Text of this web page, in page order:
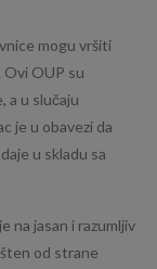
mogu vršiti
Ovi OUP su
a u slučaju
je u obavezi da
u skladu sa
na jasan i razumljiv
od strane